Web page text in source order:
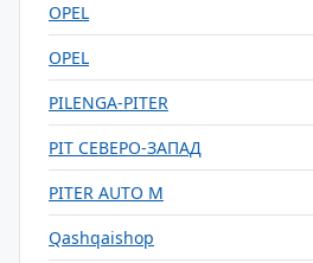
OPEL
OPEL
PILENGA-PITER
PIT СЕВЕРО-ЗАПАД
PITER AUTO M
Qashqaishop